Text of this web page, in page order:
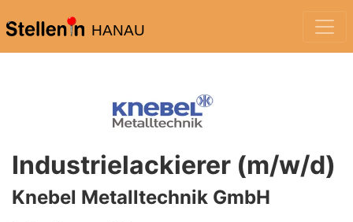
HANAU
Industrielackierer (m/w/d)
Knebel Metalltechnik GmbH